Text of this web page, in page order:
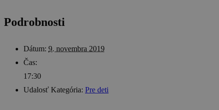
Podrobnosti
Dátum: 9. novembra 2019
Čas:
17:30
Udalosť Kategória: Pre deti